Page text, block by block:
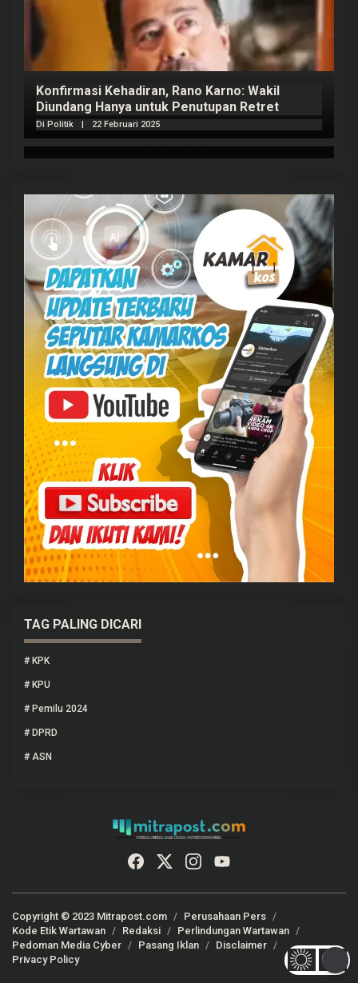
Konfirmasi Kehadiran, Rano Karno: Wakil
Diundang Hanya untuk Penutupan Retret
Di Politik | 22 Februari 2025
TAG PALING DICARI
# KPK
# KPU
# Pemilu 2024
# DPRD
# ASN
Copyright © 2023 Mitrapost.com
Perusahaan Pers
Kode Etik Wartawan
Redaksi
Perlindungan Wartawan
Pedoman Media Cyber
Pasang Iklan
Disclaimer
Privacy Policy